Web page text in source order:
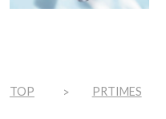
TOP PRTIMES